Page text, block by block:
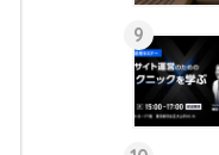
9